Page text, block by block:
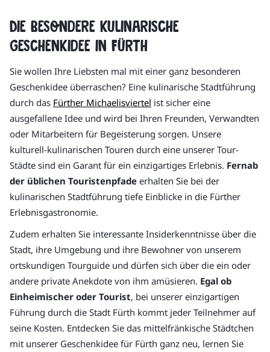
Die besondere kulinarische
Geschenkidee in Fürth
Sie wollen Ihre Liebsten mal mit einer ganz besonderen
Geschenkidee überraschen? Eine kulinarische Stadtführung
durch das Fürther Michaelisviertel ist sicher eine
ausgefallene Idee und wird bei Ihren Freunden, Verwandten
oder Mitarbeitern für Begeisterung sorgen. Unsere
kulturell-kulinarischen Touren durch eine unserer Tour-
Städte sind ein Garant für ein einzigartiges Erlebnis. Fernab
der üblichen Touristenpfade erhalten Sie bei der
kulinarischen Stadtführung tiefe Einblicke in die Fürther
Erlebnisgastronomie.
Zudem erhalten Sie interessante Insiderkenntnisse über die
Stadt, ihre Umgebung und ihre Bewohner von unserem
ortskundigen Tourguide und dürfen sich über die ein oder
andere private Anekdote von ihm amüsieren. Egal ob
Einheimischer oder Tourist, bei unserer einzigartigen
Führung durch die Stadt Fürth kommt jeder Teilnehmer auf
seine Kosten. Entdecken Sie das mittelfränkische Städtchen
mit unserer Geschenkidee für Fürth ganz neu, lernen Sie